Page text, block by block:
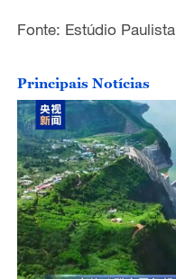
i
d
e
o
Fonte: Estúdio Paulista
Principais Notícias